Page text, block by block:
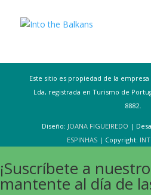
Este sitio es propiedad de la empresa
Lda, registrada en Turismo de
8882.
Diseño: JOANA FIGUEIREDO |
ESPINHAS| Copyright:
¡Suscríbete a
mantente al día de